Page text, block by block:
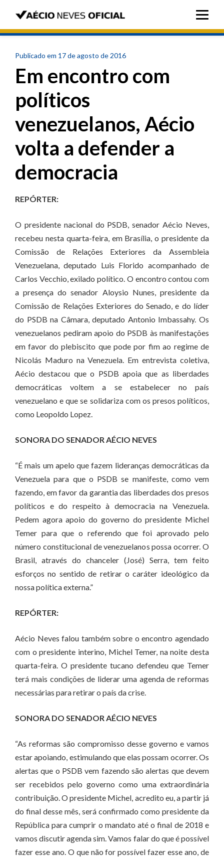
Publicado em 17 de agosto de 2016
Em encontro com
políticos
venezuelanos, Aécio
volta a defender a
democracia
REPÓRTER:
O presidente nacional do PSDB, senador Aécio Neves,
recebeu nesta quarta-feira, em Brasília, o presidente da
Comissão de Relações Exteriores da Assembleia
Venezuelana, deputado Luis Florido acompanhado de
Carlos Vecchio, exilado político. O encontro contou com
a presença do senador Aloysio Nunes, presidente da
Comissão de Relações Exteriores do Senado, e do líder
do PSDB na Câmara, deputado Antonio Imbassahy. Os
venezuelanos pediram apoio do PSDB às manifestações
em favor do plebiscito que pode por fim ao regime de
Nicolás Maduro na Venezuela. Em entrevista coletiva,
Aécio destacou que o PSDB apoia que as liberdades
democráticas voltem a se estabelecer no país
venezuelano e que se solidariza com os presos políticos,
como Leopoldo Lopez.
SONORA DO SENADOR AÉCIO NEVES
“É mais um apelo que fazem lideranças democráticas da
Venezuela para que o PSDB se manifeste, como vem
fazendo, em favor da garantia das liberdades dos presos
políticos e do respeito à democracia na Venezuela.
Pedem agora apoio do governo do presidente Michel
Temer para que o referendo que foi aprovado pelo
número constitucional de venezuelanos possa ocorrer. O
Brasil, através do chanceler (José) Serra, tem feito
esforços no sentido de retirar o caráter ideológico da
nossa política externa.”
REPÓRTER:
Aécio Neves falou também sobre o encontro agendado
com o presidente interino, Michel Temer, na noite desta
quarta-feira. O presidente tucano defendeu que Temer
terá mais condições de liderar uma agenda de reformas
necessárias para retirar o país da crise.
SONORA DO SENADOR AÉCIO NEVES
“As reformas são compromisso desse governo e vamos
estar apoiando, estimulando que elas possam ocorrer. Os
alertas que o PSDB vem fazendo são alertas que devem
ser recebidos pelo governo como uma extraordinária
contribuição. O presidente Michel, acredito eu, a partir já
do final desse mês, será confirmado como presidente da
República para cumprir o mandato até o final de 2018 e
vamos discutir agenda sim. Vamos falar do que é possível
fazer esse ano. O que não for possível fazer esse ano, de